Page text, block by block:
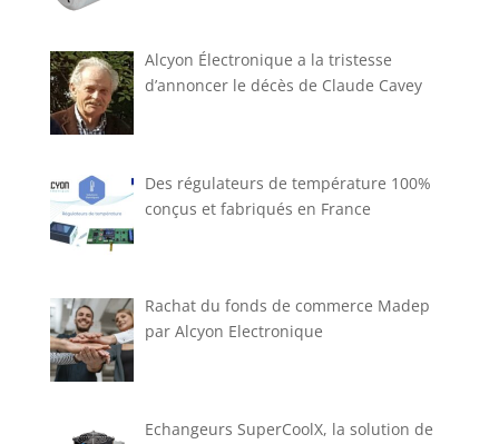
Alcyon Électronique a la tristesse
d’annoncer le décès de Claude Cavey
Des régulateurs de température 100%
conçus et fabriqués en France
Rachat du fonds de commerce Madep
par Alcyon Electronique
Echangeurs SuperCoolX, la solution de